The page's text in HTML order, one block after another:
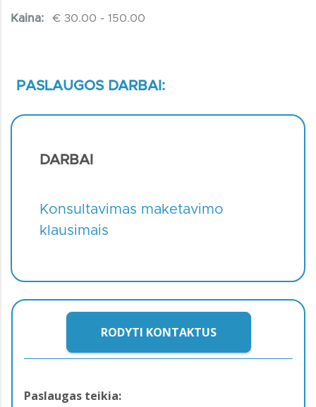
Kaina: € 30.00 - 150.00
PASLAUGOS DARBAI:
DARBAI
Konsultavimas maketavimo
klausimais
RODYTI KONTAKTUS
Paslaugas teikia: